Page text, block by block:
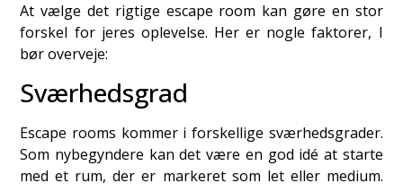
At vælge det rigtige escape room kan gøre en stor
forskel for jeres oplevelse. Her er nogle faktorer, I
bør overveje:
Sværhedsgrad
Escape rooms kommer i forskellige sværhedsgrader.
Som nybegyndere kan det være en god idé at starte
med et rum, der er markeret som let eller medium.